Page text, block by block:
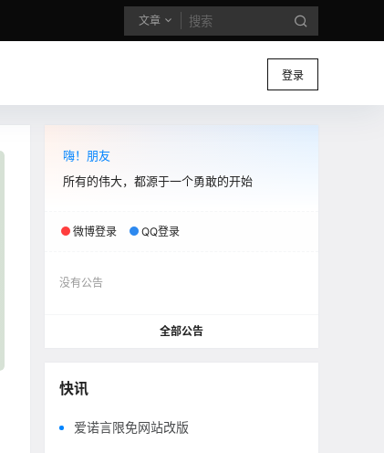
文章
登录
嗨！朋友
所有的伟大，都源于一个勇敢的开始
微博登录 QQ登录
没有公告
全部公告
快讯
爱诺言限免网站改版